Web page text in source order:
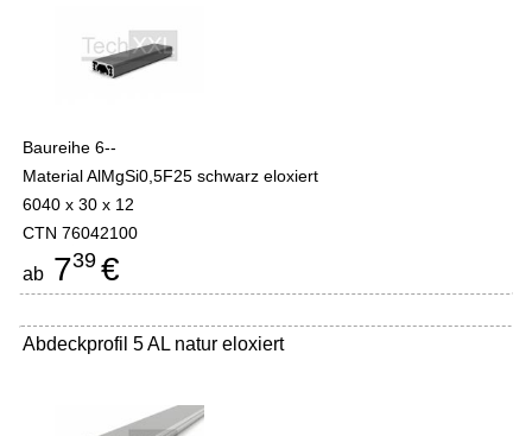
Baureihe 6--
Material AlMgSi0,5F25 schwarz eloxiert
6040 x 30 x 12
CTN 76042100
ab 739 €
Abdeckprofil 5 AL natur eloxiert